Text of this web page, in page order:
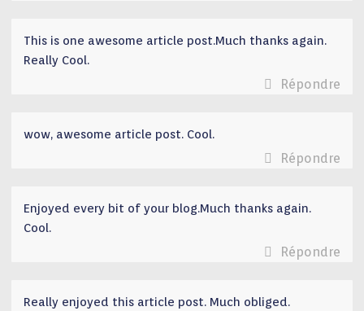
This is one awesome article post.Much thanks again.
Really Cool.
Répondre
wow, awesome article post. Cool.
Répondre
Enjoyed every bit of your blog.Much thanks again.
Cool.
Répondre
Really enjoyed this article post. Much obliged.